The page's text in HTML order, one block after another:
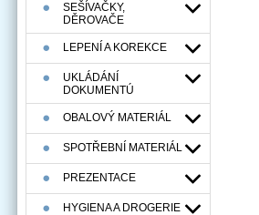
SEŠÍVAČKY,
DĚROVAČE
LEPENÍ A KOREKCE
UKLÁDÁNÍ
DOKUMENTÚ
OBALOVÝ MATERIÁL
SPOTŘEBNÍ MATERIÁL
PREZENTACE
HYGIENA A DROGERIE